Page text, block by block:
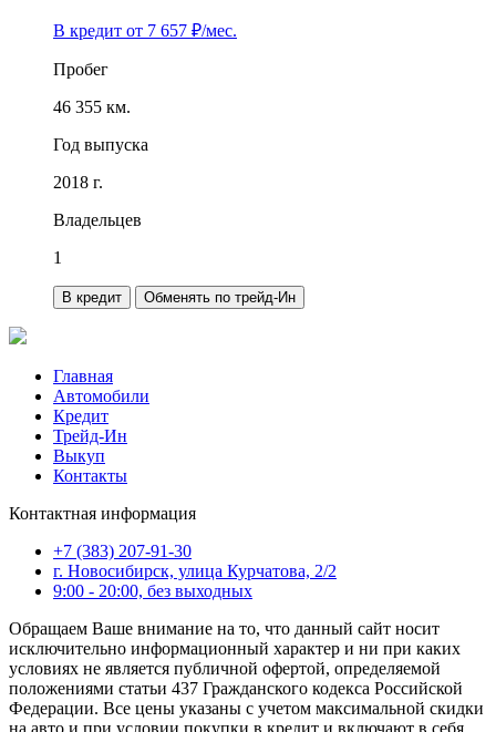
В кредит от 7 657 ₽/мес.
Пробег
46 355 км.
Год выпуска
2018 г.
Владельцев
1
В кредит Обменять по трейд-Ин
Главная
Автомобили
Кредит
Трейд-Ин
Выкуп
Контакты
Контактная информация
+7 (383) 207-91-30
г. Новосибирск, улица Курчатова, 2/2
9:00 - 20:00, без выходных
Обращаем Ваше внимание на то, что данный сайт носит
исключительно информационный характер и ни при каких
условиях не является публичной офертой, определяемой
положениями статьи 437 Гражданского кодекса Российской
Федерации. Все цены указаны с учетом максимальной скидки